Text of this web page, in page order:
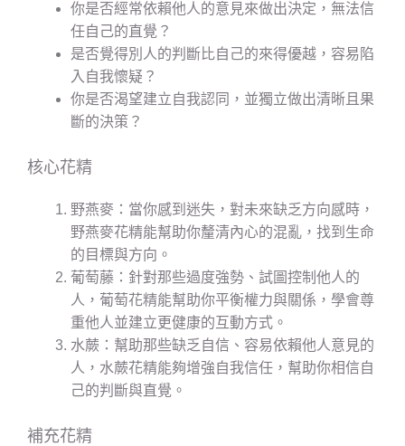
你是否經常依賴他人的意見來做出決定，無法信
任自己的直覺？
是否覺得別人的判斷比自己的來得優越，容易陷
入自我懷疑？
你是否渴望建立自我認同，並獨立做出清晰且果
斷的決策？
核心花精
野燕麥：當你感到迷失，對未來缺乏方向感時，
野燕麥花精能幫助你釐清內心的混亂，找到生命
的目標與方向。
葡萄藤：針對那些過度強勢、試圖控制他人的
人，葡萄花精能幫助你平衡權力與關係，學會尊
重他人並建立更健康的互動方式。
水蕨：幫助那些缺乏自信、容易依賴他人意見的
人，水蕨花精能夠增強自我信任，幫助你相信自
己的判斷與直覺。
補充花精